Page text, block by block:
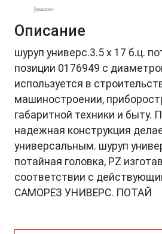
Описание
шуруп универс.3.5 х 17 б.ц.
позиции 0176949 с
используется в
машиностроении,
габаритной техники и быту.
надежная конструкция
универсальным. шуруп
потайная головка, PZ
соответствии с
САМОРЕЗ УНИВЕРС. ПОТАЙ